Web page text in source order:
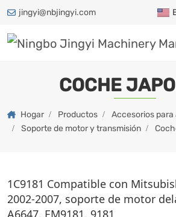
jingyi@nbjingyi.com
COCHE
Hogar Productos
Accesorios
Soporte de motor y transmisión
1C9181 Compatible con
2002-2007, soporte de motor
A6647, EM9181, 9181